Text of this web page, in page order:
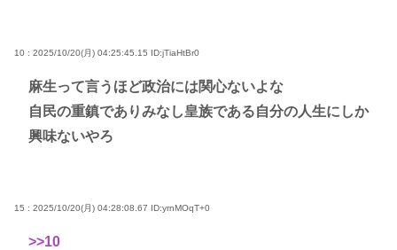
10 : 2025/10/20(月) 04:25:45.15 ID:jTiaHtBr0
麻生って言うほど政治には関心ないよな
自民の重鎮でありみなし皇族である自分の人生にしか
興味ないやろ
15 : 2025/10/20(月) 04:28:08.67 ID:yrnMOqT+0
>>10